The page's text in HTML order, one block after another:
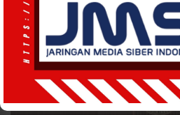
KPU PBD Cabut
Fokus Kemenangan di